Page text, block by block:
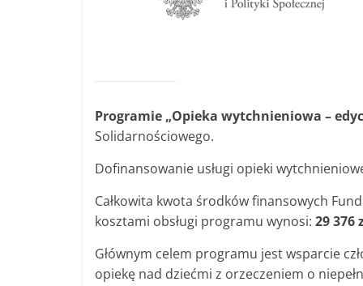
Programie „Opieka wytchnieniowa –
Solidarnościowego.
Dofinansowanie usługi opieki
Całkowita kwota środków finansowych
kosztami obsługi programu wynosi: 29 376
Głównym celem programu jest wsparcie
opiekę nad dziećmi z orzeczeniem o